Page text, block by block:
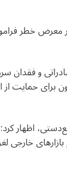
معرض خطر
و فقدان
برای حمایت
اظهار